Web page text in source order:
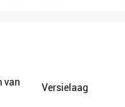
van
Versielaag